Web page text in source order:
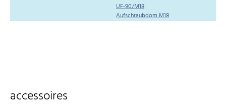
UF-90/M18
Aufschraubdom M18
accessoires